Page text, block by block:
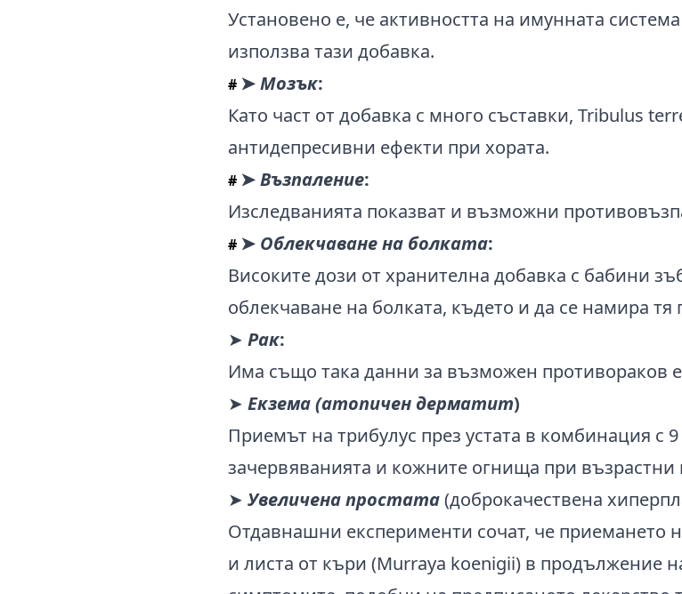
Установено е, че активността на имунната
използва тази добавка.
# ➤Мозък:
Като част от добавка с много съставки, Tribulus
антидепресивни ефекти при хората.
# ➤Възпаление:
Изследванията показват и възможни
# ➤ Облекчаване на болката:
Високите дози от хранителна добавка с бабини
облекчаване на болката, където и да се намира тя
➤ Рак:
Има също така данни за възможен противораков
➤ Екзема (атопичен дерматит)
Приемът на трибулус през устата в комбинация с
зачервяванията и кожните огнища при възрастни
➤ Увеличена простата(доброкачествена
Отдавнашни експерименти сочат, че приемането
и листа от къри (Murraya koenigii) в продължение